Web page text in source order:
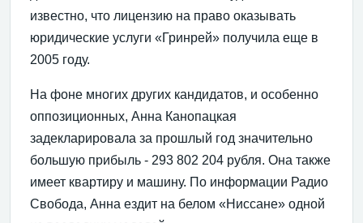
известно, что лицензию на право оказывать
юридические услуги «Гринрей» получила еще в
2005 году.
На фоне многих других кандидатов, и особенно
оппозиционных, Анна Канопацкая
задекларировала за прошлый год значительно
большую прибыль - 293 802 204 рубля. Она также
имеет квартиру и машину. По информации Радио
Свобода, Анна ездит на белом «Ниссане» одной